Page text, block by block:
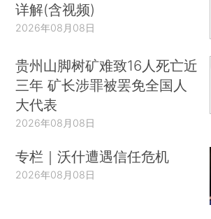
详解(含视频)
2026年08月08日
贵州山脚树矿难致16人死亡近
三年 矿长涉罪被罢免全国人
大代表
2026年08月08日
专栏｜沃什遭遇信任危机
2026年08月08日